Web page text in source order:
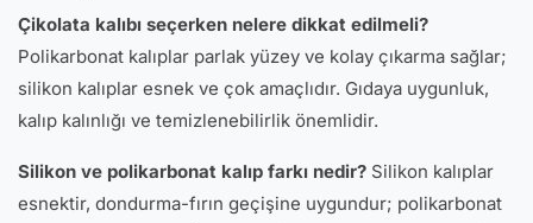
Çikolata kalıbı seçerken nelere dikkat edilmeli?
Polikarbonat kalıplar parlak yüzey ve kolay çıkarma sağlar;
silikon kalıplar esnek ve çok amaçlıdır. Gıdaya uygunluk,
kalıp kalınlığı ve temizlenebilirlik önemlidir.
Silikon ve polikarbonat kalıp farkı nedir? Silikon kalıplar
esnektir, dondurma-fırın geçişine uygundur; polikarbonat